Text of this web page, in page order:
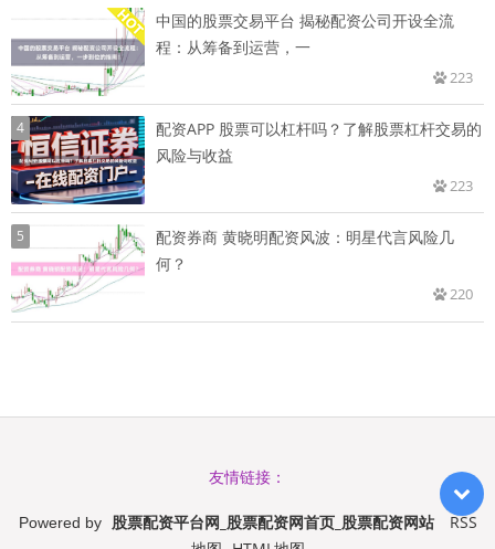
中国的股票交易平台 揭秘配资公司开设全流
程：从筹备到运营，一
223
4
配资APP 股票可以杠杆吗？了解股票杠杆交易的
风险与收益
223
5
配资券商 黄晓明配资风波：明星代言风险几
何？
220
友情链接：
Powered by 股票配资平台网_股票配资网首页_股票配资网站
RSS